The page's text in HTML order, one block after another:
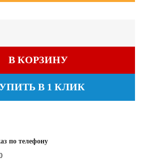
В КОРЗИНУ
В 1 КЛИК
по телефону